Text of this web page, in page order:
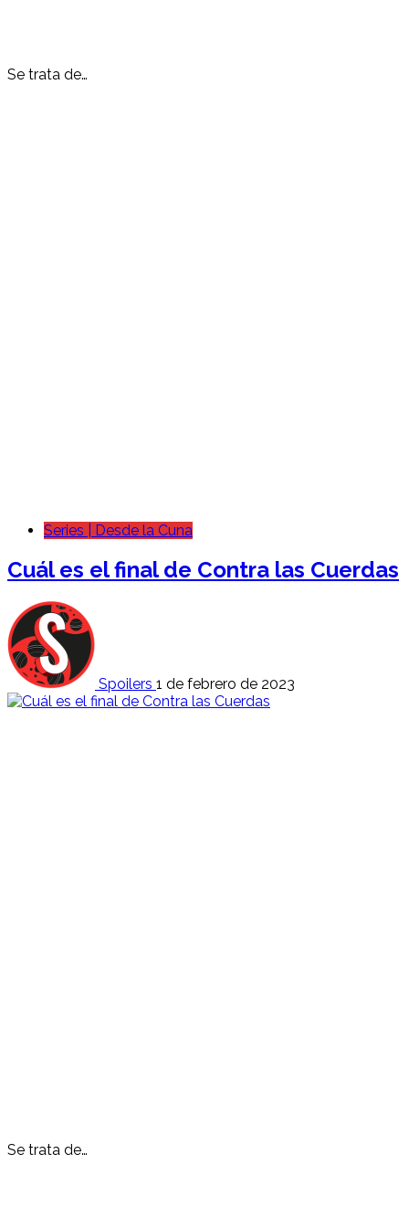
Se trata de…
Series | Desde la Cuna
Cuál es el final de Contra las Cuerdas
Spoilers 1 de febrero de 2023
Se trata de…